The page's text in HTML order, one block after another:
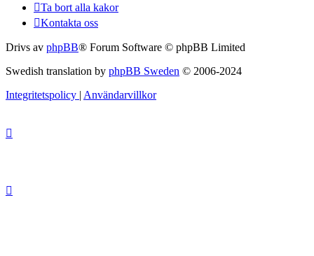
Ta bort alla kakor
Kontakta oss
Drivs av phpBB® Forum Software © phpBB Limited
Swedish translation by phpBB Sweden © 2006-2024
Integritetspolicy | Användarvillkor